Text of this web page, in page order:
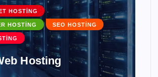
HOSTING
HOSTING SEO HOSTING
Hosting